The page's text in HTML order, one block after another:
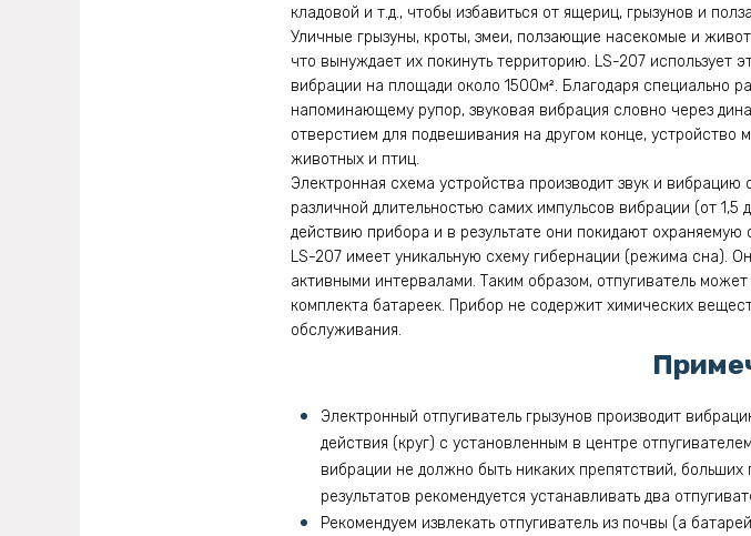
кладовой и т.д., чтобы избавиться от ящериц, грызунов и
Уличные грызуны, кроты, змеи, ползающие насекомые и
что вынуждает их покинуть территорию. LS-207 использует
вибрации на площади около 1500м². Благодаря специально
напоминающему рупор, звуковая вибрация словно через
отверстием для подвешивания на другом конце, устройство
животных и птиц.
Электронная схема устройства производит звук и
различной длительностью самих импульсов вибрации (от
действию прибора и в результате они покидают охраняемую
LS-207 имеет уникальную схему гибернации (режима сна).
активными интервалами. Таким образом, отпугиватель
комплекта батареек. Прибор не содержит химических
обслуживания.
Электронный отпугиватель грызунов производит
действия (круг) с установленным в центре
вибрации не должно быть никаких препятствий,
результатов рекомендуется устанавливать два
Рекомендуем извлекать отпугиватель из почвы (а